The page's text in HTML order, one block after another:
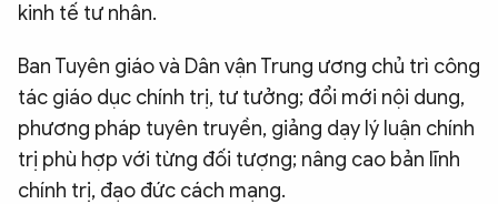
kinh tế tư nhân.
Ban Tuyên giáo và Dân vận Trung ương chủ trì công
tác giáo dục chính trị, tư tưởng; đổi mới nội dung,
phương pháp tuyên truyền, giảng dạy lý luận chính
trị phù hợp với từng đối tượng; nâng cao bản lĩnh
chính trị, đạo đức cách mạng.